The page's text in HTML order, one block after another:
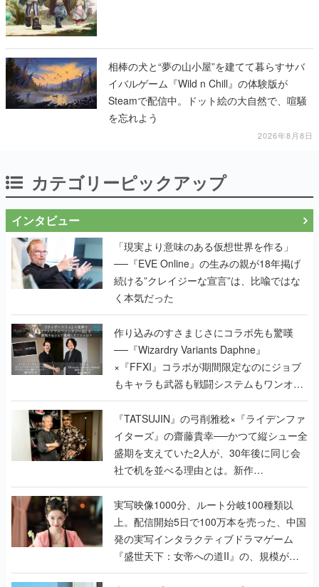
相棒の犬と“夢の山小屋”を建てて暮らすサバ
イバルゲーム『Wild n Chill』の体験版が
Steamで配信中。ドット絵の大自然で、喧騒
を忘れよう
2026年8月8日
カテゴリーピックアップ
インタビュー
「現実より意味のある仮想世界を作る」
──『EVE Online』の生みの親が18年掲げ
続ける”クレイジーな宣言”は、比喩ではな
く本気だった
作り込みのすさまじさにコラボ先も驚嘆
──『Wizardry Variants Daphne』
×『FFXI』コラボが期間限定なのにジョブ
もキャラも武器も戦闘システムもワンオフ
で作り込まれた理由を両ディレクターに聞
く
『TATSUJIN』の弓削雅稔×『ライデンファ
イターズ』の齋藤貴幸──かつて縦シュー全
盛期を支えていた2人が、30年後に同じ会
社で机を並べる理由とは。新作
『TATSUJIN EXTREME』で初タッグを組
んだレジェンド2人に訊く開発秘話
実写映像1000分、ルート分岐100種類以
上。配信開始5日で100万本を売った、中国
発の実写インタラクティブドラマゲーム
『盛世天下：女帝への道II』の、規模が違
うこだわりをプロデューサーに聞いた